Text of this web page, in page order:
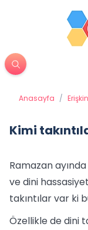
Anasayfa / Erişkin
Kimi
Ramazan
ve dini
takıntılar var ki
Özellikle de dini